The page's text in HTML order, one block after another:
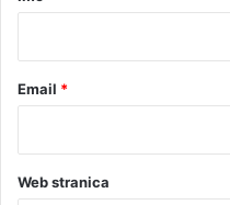
l
a
Email *
Web stranica